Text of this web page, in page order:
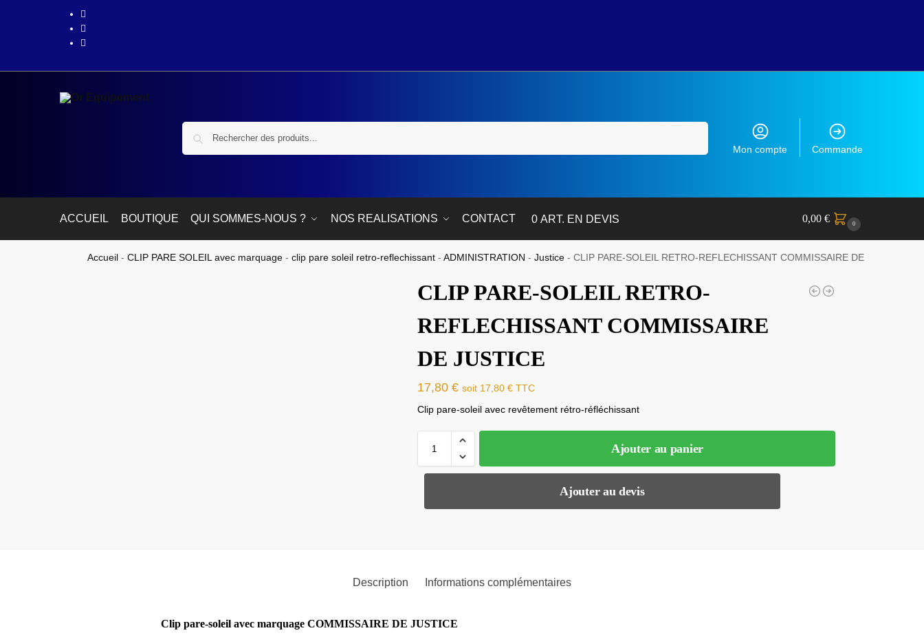
Mon compte Commande
ACCUEIL BOUTIQUE QUI SOMMES-NOUS ? NOS REALISATIONS CONTACT 0 ART. EN DEVIS 0,00 € 0
Accueil -CLIP PARE SOLEIL avec marquage -clip pare soleil retro-reflechissant -ADMINISTRATION -Justice -CLIP PARE-SOLEIL RETRO-REFLECHISSANT COMMISSAIRE DE JUSTICE
CLIP PARE-SOLEIL RETRO-
REFLECHISSANT COMMISSAIRE
DE JUSTICE
17,80 € soit 17,80 €TTC
Clip pare-soleil avec revêtement rétro-réfléchissant
Ajouter au panier
Ajouter au devis
Description Informations complémentaires
Clip pare-soleil avec marquage COMMISSAIRE DE JUSTICE